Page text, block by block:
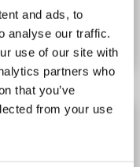
and ads, to
analyse our traffic.
use of our site with
partners who
that you’ve
from your use
Détails